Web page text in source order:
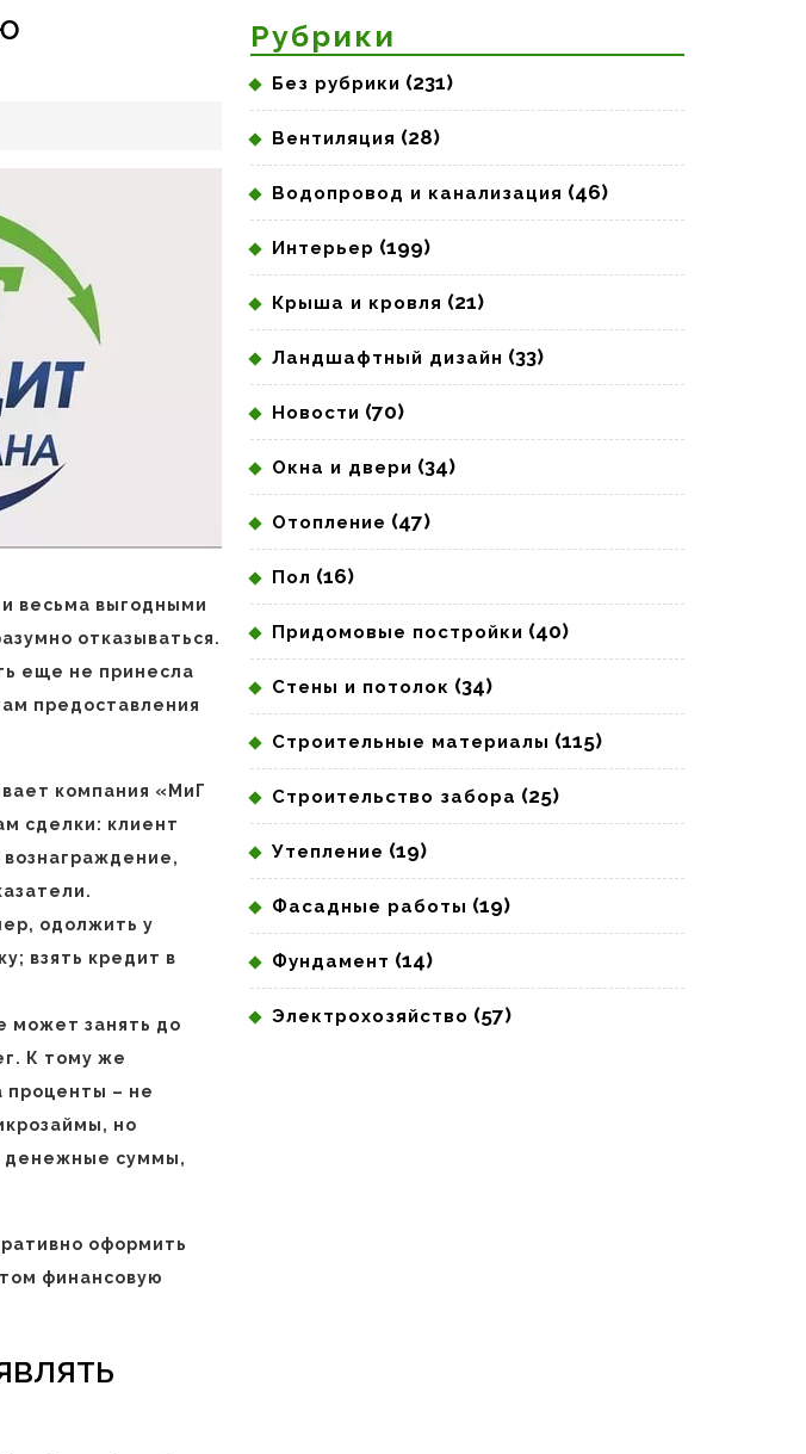
весьма выгодными
отказываться.
еще не принесла
предоставления
компания «МиГ
сделки: клиент
одолжить у
взять кредит в
может занять до
К тому же
проценты – не
но
денежные суммы,
оформить
финансовую
Рубрики
Без рубрики (231)
Вентиляция (28)
Водопровод и канализация (46)
Интерьер (199)
Крыша и кровля (21)
Ландшафтный дизайн (33)
Новости (70)
Окна и двери (34)
Отопление (47)
Пол (16)
Придомовые постройки (40)
Стены и потолок (34)
Строительные материалы (115)
Строительство забора (25)
Утепление (19)
Фасадные работы (19)
Фундамент (14)
Электрохозяйство (57)